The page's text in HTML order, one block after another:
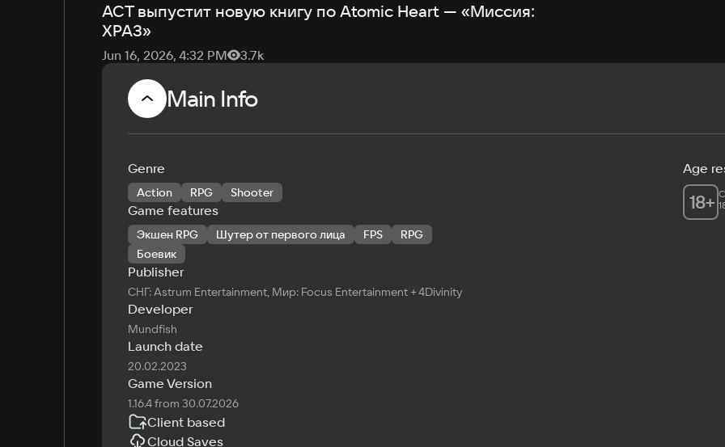
АСТ выпустит новую книгу по Atomic Heart — «Миссия:
ХРАЗ»
Jun 16, 2026, 4:32 PM 3.7k
Main Info
Genre
Action RPG Shooter
Game features
Экшен RPG Шутер от первого лица FPS
RPG
Боевик
Publisher
СНГ: Astrum Entertainment, Мир: Focus Entertainment + 4Divinity
Developer
Mundfish
Launch date
20.02.2023
Game Version
1.16.4 from 30.07.2026
Age
18+
Client based
Cloud Saves